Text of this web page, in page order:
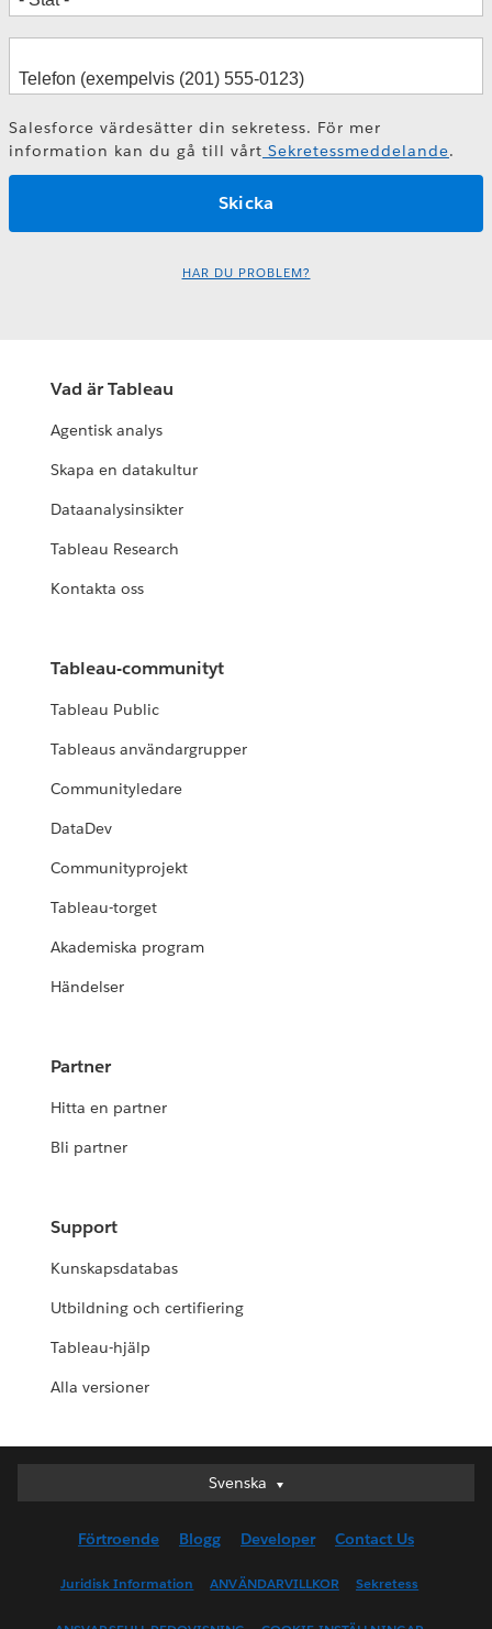
Salesforce värdesätter din sekretess. För mer
information kan du gå till vårt Sekretessmeddelande.
HAR DU PROBLEM?
Vad är Tableau
Agentisk analys
Skapa en datakultur
Dataanalysinsikter
Tableau Research
Kontakta oss
Tableau-communityt
Tableau Public
Tableaus användargrupper
Communityledare
DataDev
Communityprojekt
Tableau-torget
Akademiska program
Händelser
Partner
Hitta en partner
Bli partner
Support
Kunskapsdatabas
Utbildning och certifiering
Tableau-hjälp
Alla versioner
Svenska
Svenska
English (UK)
English (US)
Förtroende Blogg Developer Contact Us
Juridisk Information ANVÄNDARVILLKOR Sekretess